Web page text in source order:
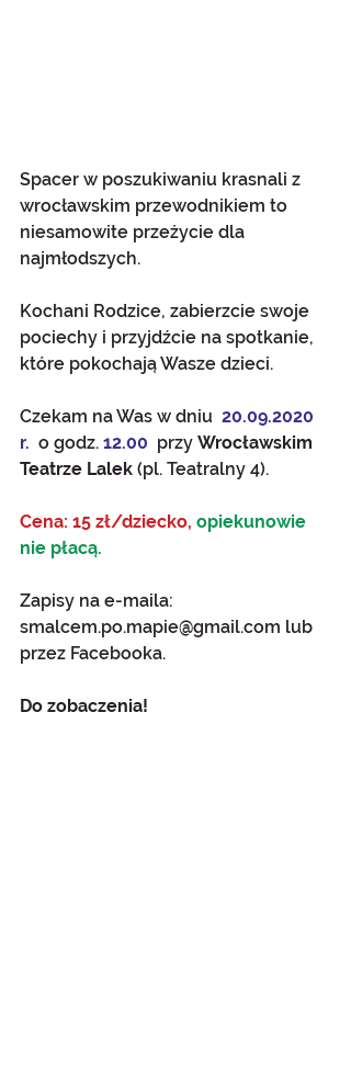
Spacer w poszukiwaniu krasnali z
wrocławskim przewodnikiem to
niesamowite przeżycie dla
najmłodszych.
Kochani Rodzice, zabierzcie swoje
pociechy i przyjdźcie na spotkanie,
które pokochają Wasze dzieci.
Czekam na Was w dniu 20.09.2020
r. o godz. 12.00
  przy
Wrocławskim
Teatrze Lalek (pl. Teatralny 4).
Cena: 15 zł/dziecko, opiekunowie
nie płacą.
Zapisy na e-maila:
smalcem.po.mapie@gmail.com lub
przez Facebooka.
Do zobaczenia!